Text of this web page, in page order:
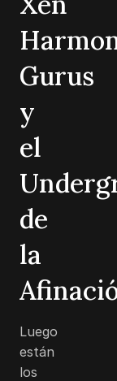
Gurus
y
el
de
la
Luego
están
los